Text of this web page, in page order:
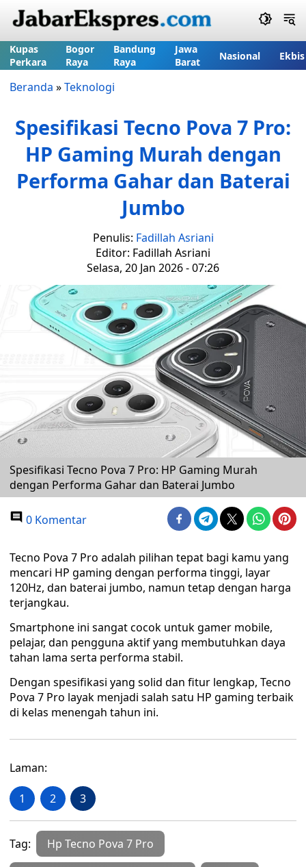
Kupas
Perkara
Bogor
Raya
Bandung
Raya
Jawa
Barat
Nasional Ekbis
Beranda »Teknologi
Spesifikasi Tecno Pova 7 Pro:
HP Gaming Murah dengan
Performa Gahar dan Baterai
Jumbo
Penulis: Fadillah Asriani
Editor: Fadillah Asriani
Selasa, 20 Jan 2026 - 07:26
Spesifikasi Tecno Pova 7 Pro: HP Gaming Murah
dengan Performa Gahar dan Baterai Jumbo
0 Komentar
Tecno Pova 7 Pro adalah pilihan tepat bagi kamu yang
mencari HP gaming dengan performa tinggi, layar
120Hz, dan baterai jumbo, namun tetap dengan harga
terjangkau.
Smartphone ini sangat cocok untuk gamer mobile,
pelajar, dan pengguna aktif yang membutuhkan daya
tahan lama serta performa stabil.
Dengan spesifikasi yang solid dan fitur lengkap, Tecno
Pova 7 Pro layak menjadi salah satu HP gaming terbaik
di kelas menengah tahun ini.
Laman:
1 2 3
Tag: Hp Tecno Pova 7 Pro